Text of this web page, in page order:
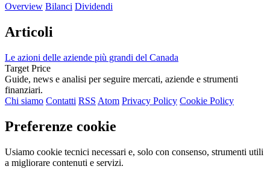
Overview Bilanci Dividendi
Articoli
Le azioni delle aziende più grandi del Canada
Target Price
Guide, news e analisi per seguire mercati, aziende e strumenti
finanziari.
Chi siamo Contatti RSS Atom Privacy Policy Cookie Policy
Preferenze cookie
Usiamo cookie tecnici necessari e, solo con consenso, strumenti utili
a migliorare contenuti e servizi.